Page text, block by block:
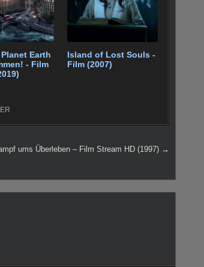
Earth
- Film
Island of Lost Souls -
Film (2007)
ums Überleben – Film Stream HD (1997) →